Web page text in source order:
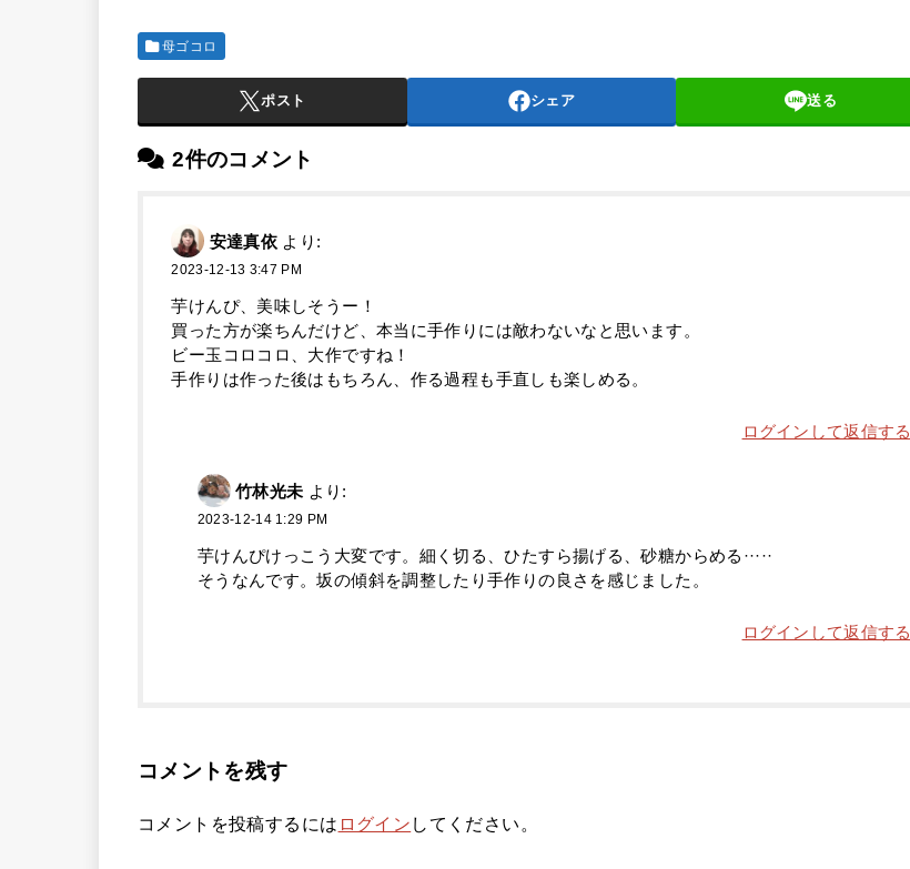
母ゴコロ
ポスト シェア 送る
2件のコメント
安達真依 より:
2023-12-13 3:47 PM
芋けんぴ、美味しそうー！
買った方が楽ちんだけど、本当に手作りには敵わないなと思います。
ビー玉コロコロ、大作ですね！
手作りは作った後はもちろん、作る過程も手直しも楽しめる。
ログインして返信する
竹林光未 より:
2023-12-14 1:29 PM
芋けんぴけっこう大変です。細く切る、ひたすら揚げる、砂糖からめる·····
そうなんです。坂の傾斜を調整したり手作りの良さを感じました。
ログインして返信する
コメントを残す
コメントを投稿するには ログイン してください。